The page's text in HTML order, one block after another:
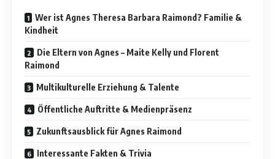
Wer ist Agnes Theresa Barbara Raimond? Familie &
Kindheit
Die Eltern von Agnes – Maite Kelly und Florent
Raimond
Multikulturelle Erziehung & Talente
Öffentliche Auftritte & Medienpräsenz
Zukunftsausblick für Agnes Raimond
Interessante Fakten & Trivia